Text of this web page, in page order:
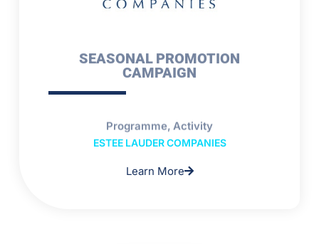
SEASONAL PROMOTION
CAMPAIGN
Programme, Activity
ESTEE LAUDER COMPANIES
Learn More